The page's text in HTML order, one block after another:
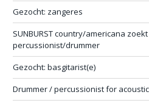
Gezocht: zangeres
SUNBURST country/americana
percussionist/drummer
Gezocht: basgitarist(e)
Drummer / percussionist for